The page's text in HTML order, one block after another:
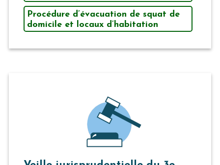
Procédure d’évacuation de squat de
domicile et locaux d’habitation